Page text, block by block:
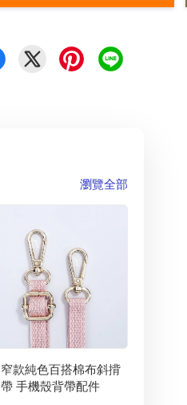
瀏覽全部
窄款純色百搭棉布斜揹
帶 手機殼背帶配件